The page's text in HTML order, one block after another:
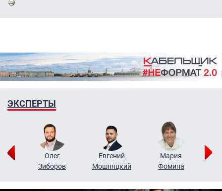
ЭКСПЕРТЫ
Олег
Зиборов
Евгений
Мошняцкий
Мария
Фомина